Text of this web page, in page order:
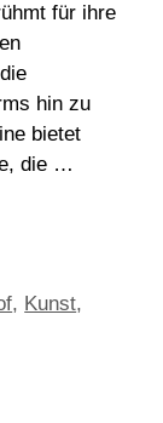
für ihre
hin zu
bietet
die …
, Kunst,